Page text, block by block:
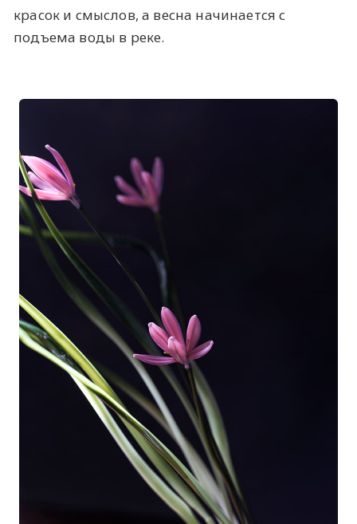
красок и смыслов, а весна начинается с
подъема воды в реке.